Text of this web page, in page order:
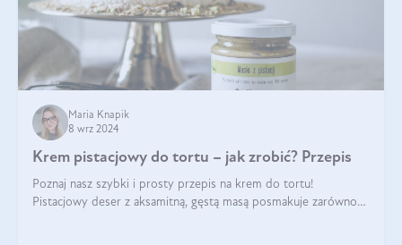
Maria Knapik
8 wrz 2024
Krem pistacjowy do tortu – jak zrobić? Przepis
Poznaj nasz szybki i prosty przepis na krem do tortu!
Pistacjowy deser z aksamitną, gęstą masą posmakuje zarówno